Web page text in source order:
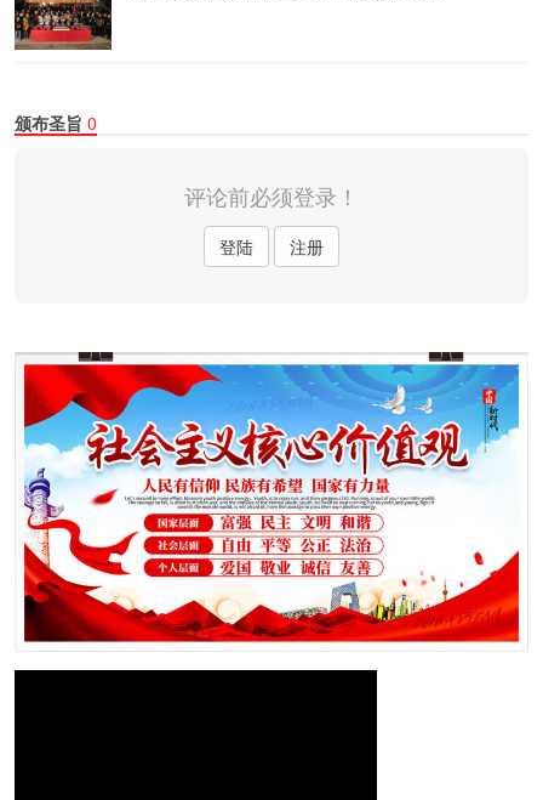
颁布圣旨 0
评论前必须登录！
登陆 注册